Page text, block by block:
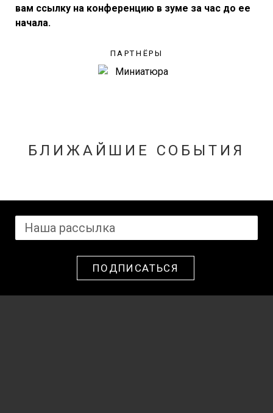
вам ссылку на конференцию в зуме за час до ее
начала.
ПАРТНЁРЫ
БЛИЖАЙШИЕ СОБЫТИЯ
ПОДПИСАТЬСЯ